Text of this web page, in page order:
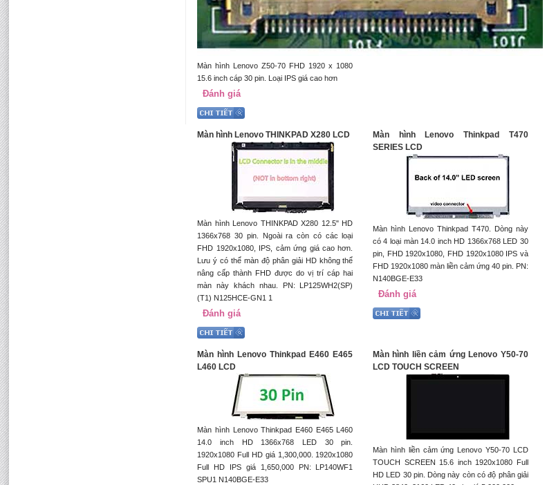
Màn hình Lenovo Z50-70 FHD 1920 x 1080
15.6 inch cáp 30 pin. Loại IPS giá cao hơn
Đánh giá
Màn hình Lenovo THINKPAD X280 LCD
Màn hình Lenovo THINKPAD X280 12.5" HD
1366x768 30 pin. Ngoài ra còn có các loại
FHD 1920x1080, IPS, cảm ứng giá cao hơn.
Lưu ý có thể màn độ phân giải HD không thể
nâng cấp thành FHD được do vị trí cáp hai
màn này khách nhau. PN: LP125WH2(SP)
(T1) N125HCE-GN1 1
Đánh giá
Màn hình Lenovo Thinkpad T470
SERIES LCD
Màn hình Lenovo Thinkpad T470. Dòng này
có 4 loại màn 14.0 inch HD 1366x768 LED 30
pin, FHD 1920x1080, FHD 1920x1080 IPS và
FHD 1920x1080 màn liền cảm ứng 40 pin. PN:
N140BGE-E33
Đánh giá
Màn hình Lenovo Thinkpad E460 E465
L460 LCD
Màn hình Lenovo Thinkpad E460 E465 L460
14.0 inch HD 1366x768 LED 30 pin.
1920x1080 Full HD giá 1,300,000. 1920x1080
Full HD IPS giá 1,650,000 PN: LP140WF1
SPU1 N140BGE-E33
Màn hình liền cảm ứng Lenovo Y50-70
LCD TOUCH SCREEN
Màn hình liền cảm ứng Lenovo Y50-70 LCD
TOUCH SCREEN 15.6 inch 1920x1080 Full
HD LED 30 pin. Dòng này còn có độ phân giải